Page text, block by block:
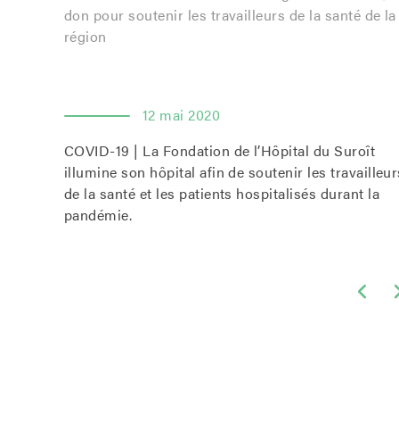
don pour soutenir les travailleurs de la santé de la
région
12 mai 2020
COVID-19 | La Fondation de l’Hôpital du Suroît
illumine son hôpital afin de soutenir les
de la santé et les patients hospitalisés durant la
pandémie.